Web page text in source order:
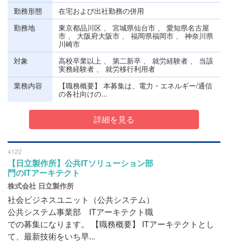
勤務形態
在宅および出社勤務の併用
勤務地
東京都品川区 、 宮城県仙台市 、 愛知県名古屋
市 、 大阪府大阪市 、 福岡県福岡市 、 神奈川県
川崎市
対象
高校卒業以上 、 第二新卒 、 就労経験者 、 当該
実務経験者 、 就労移行利用者
業務内容
【職務概要】 本募集は、電力・エネルギー/通信
の各社向けの...
詳細を見る
4122
【日立製作所】公共ITソリューション部
門のITアーキテクト
株式会社 日立製作所
社会ビジネスユニット（公共システム）
公共システム事業部 ITアーキテクト職
での募集になります。 【職務概要】 ITアーキテクトとし
て、最新技術をいち早...